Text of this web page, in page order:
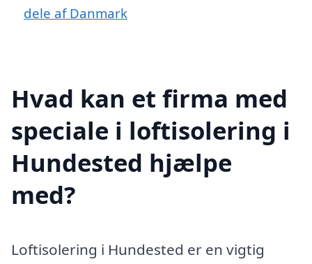
dele af Danmark
Hvad kan et firma med
speciale i loftisolering i
Hundested hjælpe
med?
Loftisolering i Hundested er en vigtig